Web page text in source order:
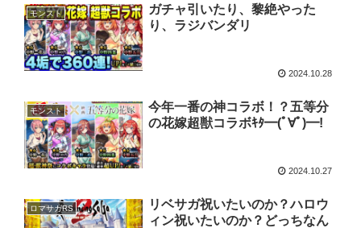
モンスト
ガチャ引いたり、黎絶やった
り、ラジバンダリ
2024.10.28
モンスト
今年一番の神コラボ！？五等分
の花嫁超獣コラボｷﾀ━(ﾟ∀ﾟ)━!
2024.10.27
ロマサガRS
リベサガ祝いたいのか？ハロウ
ィン祝いたいのか？どっちなん